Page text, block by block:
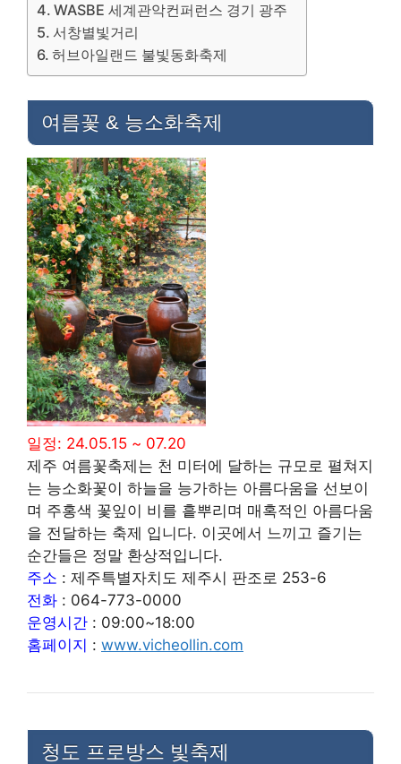
WASBE 세계관악컨퍼런스 경기 광주
서창별빛거리
허브아일랜드 불빛동화축제
여름꽃 & 능소화축제
일정: 24.05.15 ~ 07.20
제주 여름꽃축제는 천 미터에 달하는 규모로 펼쳐지
는 능소화꽃이 하늘을 능가하는 아름다움을 선보이
며 주홍색 꽃잎이 비를 흩뿌리며 매혹적인 아름다움
을 전달하는 축제 입니다. 이곳에서 느끼고 즐기는
순간들은 정말 환상적입니다.
주소 : 제주특별자치도 제주시 판조로 253-6
전화 : 064-773-0000
운영시간 : 09:00~18:00
홈페이지 : www.vicheollin.com
청도 프로방스 빛축제